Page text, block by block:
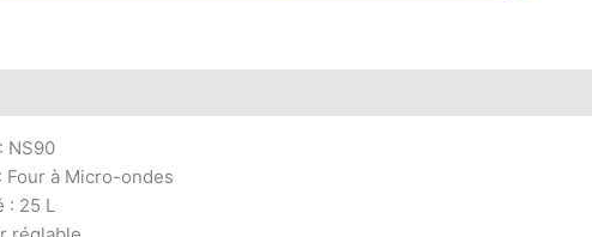
NS90
Four à Micro-ondes
: 25 L